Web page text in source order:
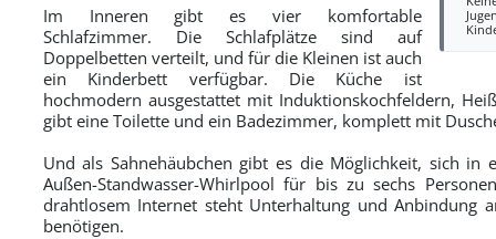
Im Inneren gibt es vier komfortable
Schlafzimmer. Die Schlafplätze sind auf
Doppelbetten verteilt, und für die Kleinen ist auch
ein Kinderbett verfügbar. Die Küche ist
hochmodern ausgestattet mit Induktionskochfeldern,
gibt eine Toilette und ein Badezimmer, komplett mit
Und als Sahnehäubchen gibt es die Möglichkeit, sich
Außen-Standwasser-Whirlpool für bis zu sechs
drahtlosem Internet steht Unterhaltung und Anbindung
benötigen.